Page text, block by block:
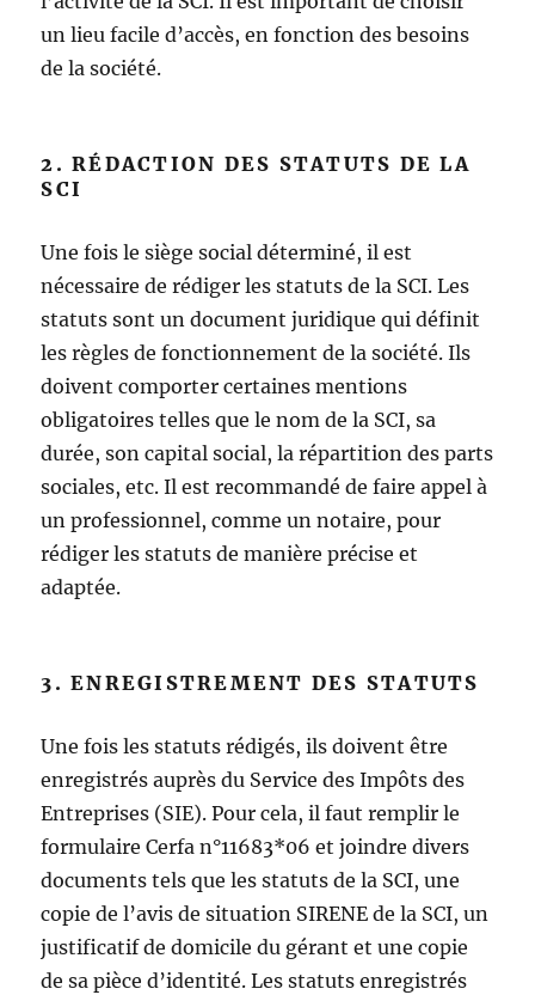
un lieu facile d’accès, en fonction des besoins
de la société.
2. RÉDACTION DES STATUTS DE LA
SCI
Une fois le siège social déterminé, il est
nécessaire de rédiger les statuts de la SCI. Les
statuts sont un document juridique qui définit
les règles de fonctionnement de la société. Ils
doivent comporter certaines mentions
obligatoires telles que le nom de la SCI, sa
durée, son capital social, la répartition des parts
sociales, etc. Il est recommandé de faire appel à
un professionnel, comme un notaire, pour
rédiger les statuts de manière précise et
adaptée.
3. ENREGISTREMENT DES STATUTS
Une fois les statuts rédigés, ils doivent être
enregistrés auprès du Service des Impôts des
Entreprises (SIE). Pour cela, il faut remplir le
formulaire Cerfa n°11683*06 et joindre divers
documents tels que les statuts de la SCI, une
copie de l’avis de situation SIRENE de la SCI, un
justificatif de domicile du gérant et une copie
de sa pièce d’identité. Les statuts enregistrés